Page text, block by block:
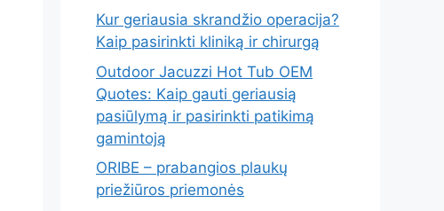
Kur geriausia skrandžio operacija?
Kaip pasirinkti kliniką ir chirurgą
Outdoor Jacuzzi Hot Tub OEM
Quotes: Kaip gauti geriausią
pasiūlymą ir pasirinkti patikimą
gamintoją
ORIBE – prabangios plaukų
priežiūros priemonės